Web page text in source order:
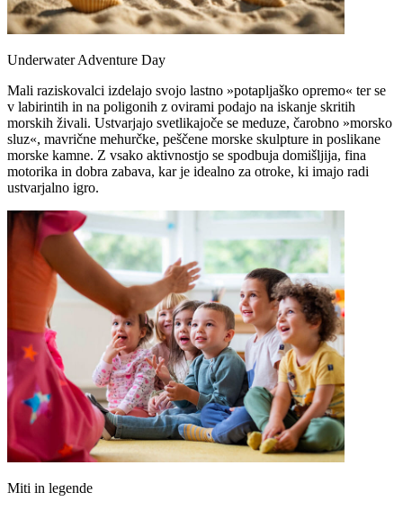
Underwater Adventure Day
Mali raziskovalci izdelajo svojo lastno »potapljaško opremo« ter se
v labirintih in na poligonih z ovirami podajo na iskanje skritih
morskih živali. Ustvarjajo svetlikajoče se meduze, čarobno »morsko
sluz«, mavrične mehurčke, peščene morske skulpture in poslikane
morske kamne. Z vsako aktivnostjo se spodbuja domišljija, fina
motorika in dobra zabava, kar je idealno za otroke, ki imajo radi
ustvarjalno igro.
Miti in legende